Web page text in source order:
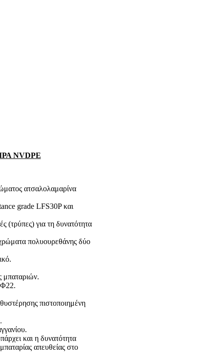
NVDPE
ατσαλολαμαρίνα
grade LFS30P και
(τρύπες) για τη δυνατότητα
χρώματα πολυουρεθάνης δύο
μπαταριών.
Φ22.
πιστοποιημένη
και η δυνατότητα
απευθείας στο